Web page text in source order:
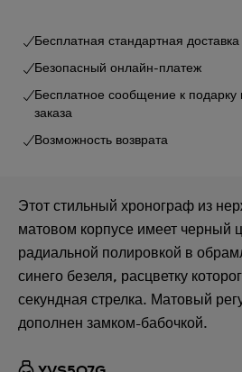
Бесплатная стандартная доставка
Безопасный онлайн-платеж
Бесплатное сообщение к
заказа
Возможность возврата
Этот стильный хронограф из
матовом корпусе имеет черный
радиальной полировкой в
синего безеля, расцветку
секундная стрелка. Матовый
дополнен замком-бабочкой.